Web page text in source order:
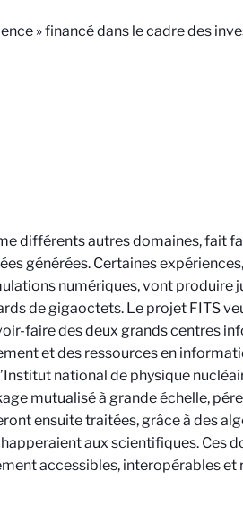
» financé dans le cadre des
différents autres domaines, fait
générées. Certaines
numériques, vont produire
de gigaoctets. Le projet FITS
faire des deux grands centres
et des ressources en
national de physique
mutualisé à grande échelle,
ensuite traitées, grâce à des
aux scientifiques. Ces
accessibles, interopérables et